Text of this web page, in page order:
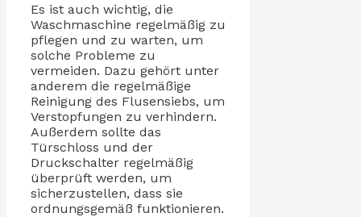
Es ist auch wichtig, die
Waschmaschine regelmäßig zu
pflegen und zu warten, um
solche Probleme zu
vermeiden. Dazu gehört unter
anderem die regelmäßige
Reinigung des Flusensiebs, um
Verstopfungen zu verhindern.
Außerdem sollte das
Türschloss und der
Druckschalter regelmäßig
überprüft werden, um
sicherzustellen, dass sie
ordnungsgemäß funktionieren.